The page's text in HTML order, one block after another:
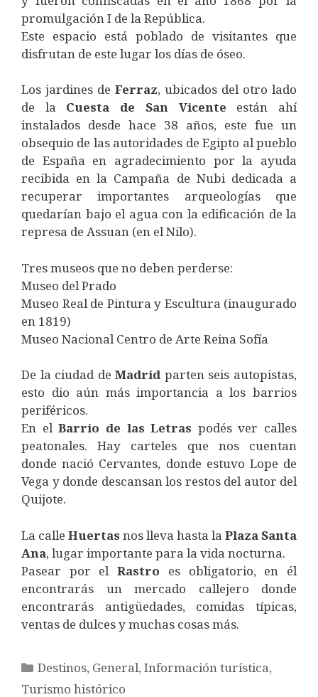
promulgación I de la República.
Este espacio está poblado de visitantes que
disfrutan de este lugar los días de óseo.
Los jardines de Ferraz, ubicados del otro lado
de la Cuesta de San Vicente están ahí
instalados desde hace 38 años, este fue un
obsequio de las autoridades de Egipto al pueblo
de España en agradecimiento por la ayuda
recibida en la Campaña de Nubi dedicada a
recuperar importantes arqueologías que
quedarían bajo el agua con la edificación de la
represa de Assuan (en el Nilo).
Tres museos que no deben perderse:
Museo del Prado
Museo Real de Pintura y Escultura (inaugurado
en 1819)
Museo Nacional Centro de Arte Reina Sofía
De la ciudad deMadrid parten seis autopistas,
esto dio aún más importancia a los barrios
periféricos.
En elBarrio de las Letras podés ver calles
peatonales. Hay carteles que nos cuentan
donde nació Cervantes, donde estuvo Lope de
Vega y donde descansan los restos del autor del
Quijote.
La calle Huertas nos lleva hasta la PlazaSanta
Ana, lugar importante para la vida nocturna.
Pasear por elRastro es obligatorio, en él
encontrarás un mercado callejero donde
encontrarás antigüedades, comidas típicas,
ventas de dulces y muchas cosas más.
Categorías
Destinos, General,Información turística,
Turismo histórico